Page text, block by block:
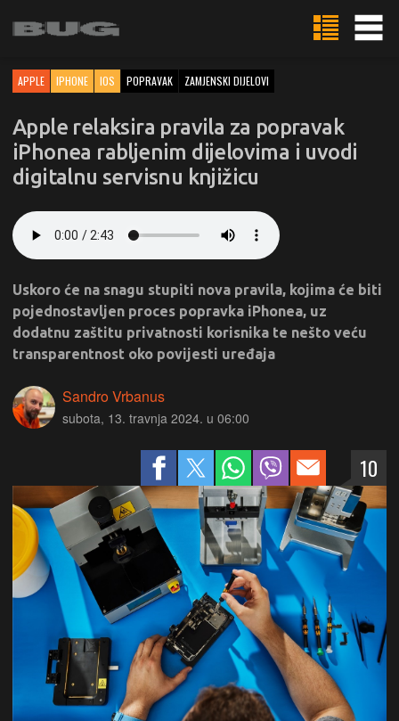
APPLE IPHONE IOS POPRAVAK ZAMJENSKI DIJELOVI
Apple relaksira pravila za popravak
iPhonea rabljenim dijelovima i uvodi
digitalnu servisnu knjižicu
Uskoro će na snagu stupiti nova pravila, kojima će biti
pojednostavljen proces popravka iPhonea, uz
dodatnu zaštitu privatnosti korisnika te nešto veću
transparentnost oko povijesti uređaja
Sandro Vrbanus
subota, 13. travnja 2024. u 06:00
10